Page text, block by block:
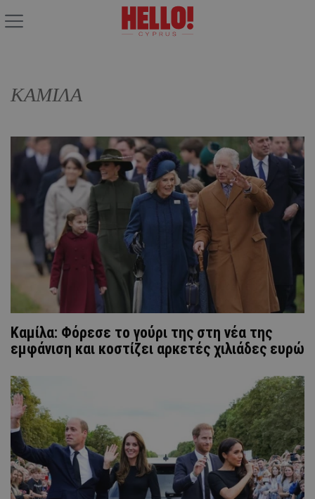
ΚΑΜΙΛΑ
Καμίλα: Φόρεσε το γούρι της στη νέα της
εμφάνιση και κοστίζει αρκετές χιλιάδες ευρώ